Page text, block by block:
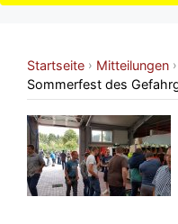
Startseite › Mitteilungen ›
Sommerfest des